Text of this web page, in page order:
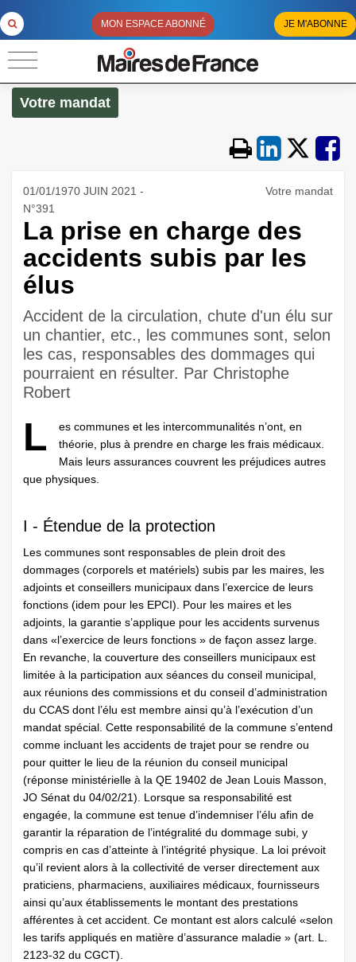
MON ESPACE ABONNÉ JE M'ABONNE
Votre mandat
01/01/1970 JUIN 2021 -
N°391
Votre mandat
La prise en charge des
accidents subis par les
élus
Accident de la circulation, chute d'un élu sur
un chantier, etc., les communes sont, selon
les cas, responsables des dommages qui
pourraient en résulter. Par Christophe
Robert
L
es communes et les intercommunalités n’ont, en
théorie, plus à prendre en charge les frais médicaux.
Mais leurs assurances couvrent les préjudices autres
que physiques.
I - Étendue de la protection
Les communes sont responsables de plein droit des
dommages (corporels et matériels) subis par les maires, les
adjoints et conseillers municipaux dans l’exercice de leurs
fonctions (idem pour les EPCI). Pour les maires et les
adjoints, la garantie s’applique pour les accidents survenus
dans «l’exercice de leurs fonctions » de façon assez large.
En revanche, la couverture des conseillers municipaux est
limitée à la participation aux séances du conseil municipal,
aux réunions des commissions et du conseil d’administration
du CCAS dont l’élu est membre ainsi qu’à l’exécution d’un
mandat spécial. Cette responsabilité de la commune s’entend
comme incluant les accidents de trajet pour se rendre ou
pour quitter le lieu de la réunion du conseil municipal
(réponse ministérielle à la QE 19402 de Jean Louis Masson,
JO Sénat du 04/02/21). Lorsque sa responsabilité est
engagée, la commune est tenue d’indemniser l’élu afin de
garantir la réparation de l’intégralité du dommage subi, y
compris en cas d’atteinte à l’intégrité physique. La loi prévoit
qu’il revient alors à la collectivité de verser directement aux
praticiens, pharmaciens, auxiliaires médicaux, fournisseurs
ainsi qu’aux établissements le montant des prestations
afférentes à cet accident. Ce montant est alors calculé «selon
les tarifs appliqués en matière d’assurance maladie » (art. L.
2123-32 du CGCT).